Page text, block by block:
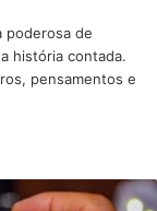
poderosa de
história contada.
pensamentos e